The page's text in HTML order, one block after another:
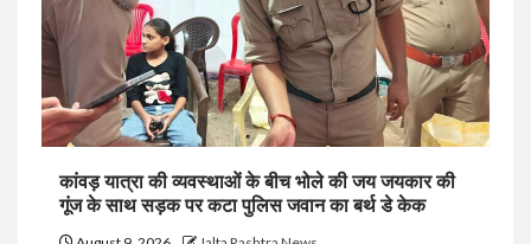
कांवड़ यात्रा की व्यवस्थाओं के बीच भोले की जय जयकार की
गूंज के साथ सड़क पर कटा पुलिस जवान का बर्थ डे केक